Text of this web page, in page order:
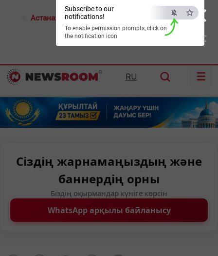
×
ESC
Subscribe to our
notifications!
To enable permission prompts, click on
the notification icon
Астана: 17°C Алматы: Шымкент:24°C
RU ☰
Сіздің жарнамаңыздың және
баннердің орны
Біздің оқырмандар күніге көрсін
WhatsApp арқылы байланысу